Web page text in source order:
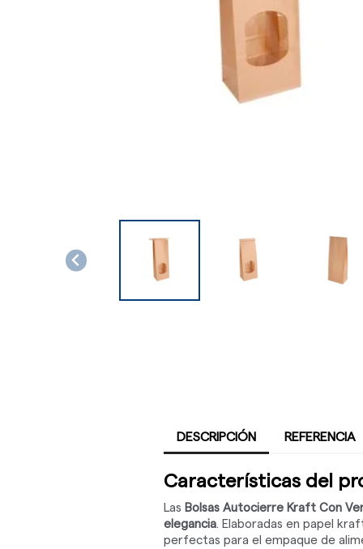
DESCRIPCIÓN REFERENCIA
Características del
Las Bolsas Autocierre Kraft Con
elegancia. Elaboradas en papel
perfectas para el empaque de